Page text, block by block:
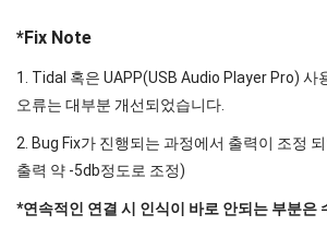
*Fix Note
1. Tidal 혹은 UAPP(USB Audio Player Pro) 사
오류는 대부분 개선되었습니다.
2. Bug Fix가 진행되는 과정에서 출력이 조정
출력 약 -5db정도로 조정)
*연속적인 연결 시 인식이 바로 안되는 부분은